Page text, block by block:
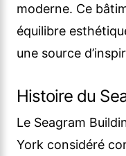
moderne. Ce
équilibre
une source
Histoire du
Le Seagram
York considéré